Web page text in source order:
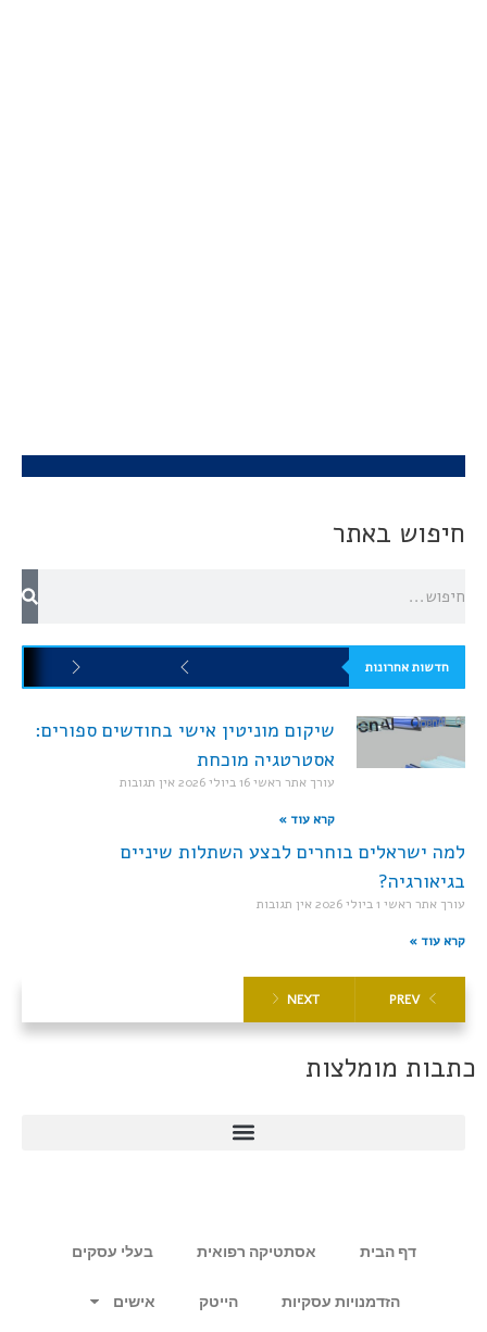
חיפוש באתר
חדשות אחרונות
שיקום מוניטין אישי בחודשים ספורים:
אסטרטגיה מוכחת
עורך אתר ראשי16 ביולי 2026 אין תגובות
קרא עוד »
למה ישראלים בוחרים לבצע השתלות שיניים
בגיאורגיה?
עורך אתר ראשי 1 ביולי 2026 אין תגובות
קרא עוד »
PREV
NEXT
כתבות מומלצות
דף הבית אסתטיקה רפואית בעלי עסקים
הזדמנויות עסקיות הייטק אישים